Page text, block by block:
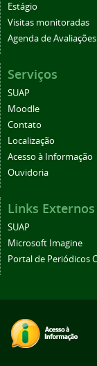
Estágio
Visitas monitoradas
Agenda de Avaliações
Serviços
SUAP
Moodle
Contato
Localização
Acesso à Informação
Ouvidoria
Links Externos
SUAP
Microsoft Imagine
Portal de Periódicos